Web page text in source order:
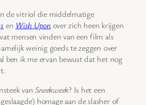
de vitriol die middelmatige
en Wish Uponover zich heen krijgen
mensen vinden van een film als
weinig goeds te zeggen over
ben ik me ervan bewust dat het nog
vanSneekweek? Is het een
homage aan de slasher of